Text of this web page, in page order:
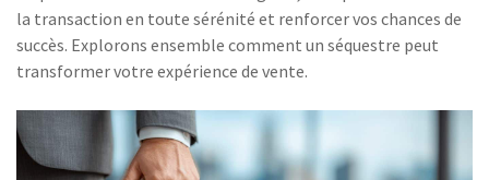
la transaction en toute sérénité et renforcer vos chances de
succès. Explorons ensemble comment un séquestre peut
transformer votre expérience de vente.